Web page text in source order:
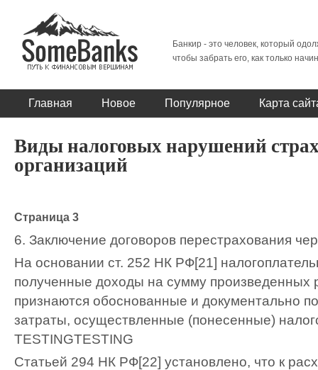
Банкир - это человек, который
чтобы забрать его, как только
Главная Новое Популярное Карта
Виды налоговых нарушений
организаций
Страница 3
6. Заключение договоров перестрахования
На основании ст. 252 НК РФ[21]
полученные доходы на сумму произведенных
признаются обоснованные и документально
затраты, осуществленные (понесенные)
TESTINGTESTING
Статьей 294 НК РФ[22] установлено, что к